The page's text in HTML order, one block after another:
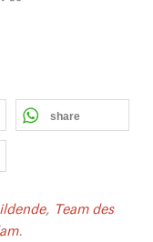
share
, Team des
.